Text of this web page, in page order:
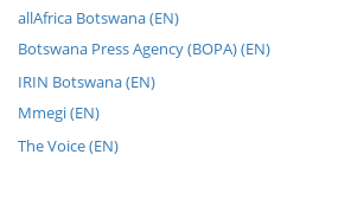
allAfrica Botswana (EN)
Botswana Press Agency (BOPA) (EN)
IRIN Botswana (EN)
Mmegi (EN)
The Voice (EN)